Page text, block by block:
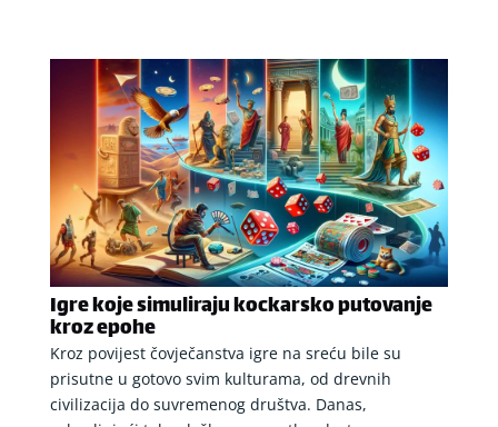
Igre koje simuliraju kockarsko putovanje
kroz epohe
Kroz povijest čovječanstva igre na sreću bile su
prisutne u gotovo svim kulturama, od drevnih
civilizacija do suvremenog društva. Danas,